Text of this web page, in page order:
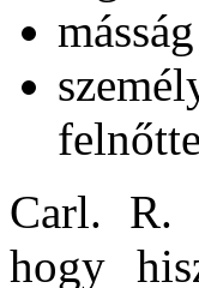
Carl. R.
hogy